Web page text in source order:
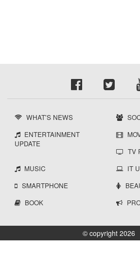
WHAT'S NEWS
ENTERTAINMENT
UPDATE
TV
MUSIC
IT
SMARTPHONE
BOOK
© copyright 2026